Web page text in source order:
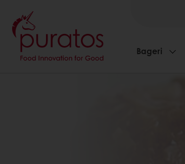
Bageri